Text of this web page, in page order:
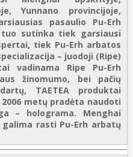
Yunnano provincijoje,
pasaulio Pu-Erh
sutinka tiek garsiausi
tiek Pu-Erh arbatos
– juodoji (Ripe)
vadinama Ripe Pu-Erh
žinomumo, bei pačių
TAETEA produktai
metų pradėta naudoti
– holograma. Menghai
rasti Pu-Erh arbatų